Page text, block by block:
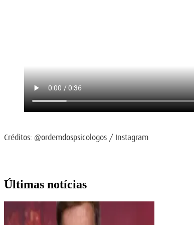
Créditos: @ordemdospsicologos / Instagram
Últimas notícias